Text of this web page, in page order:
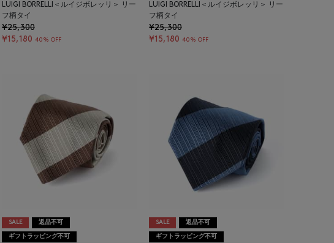
LUIGI BORRELLI＜ルイジボレッリ＞ リー
フ柄タイ
¥25,300
¥15,180 40% OFF
LUIGI BORRELLI＜ルイジボレッリ＞ リー
フ柄タイ
¥25,300
¥15,180 40% OFF
SALE 返品不可
ギフトラッピング不可
SALE 返品不可
ギフトラッピング不可